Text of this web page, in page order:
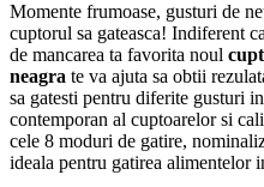
Momente frumoase, gusturi de
cuptorul sa gateasca! Indiferent
de mancarea ta favorita noul
neagra te va ajuta sa obtii
sa gatesti pentru diferite gusturi
contemporan al cuptoarelor si
cele 8 moduri de gatire,
ideala pentru gatirea alimentelor